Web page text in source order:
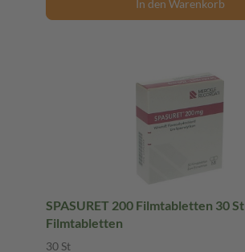
In den Warenkorb
SPASURET 200 Filmtabletten 30 St
Filmtabletten
30 St